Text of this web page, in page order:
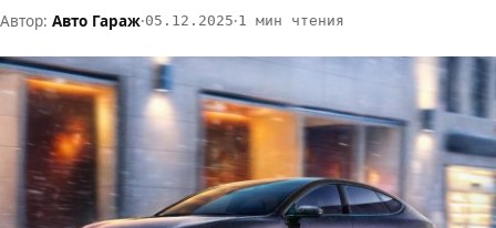
Автор: Авто Гараж·05.12.2025·1 мин чтения